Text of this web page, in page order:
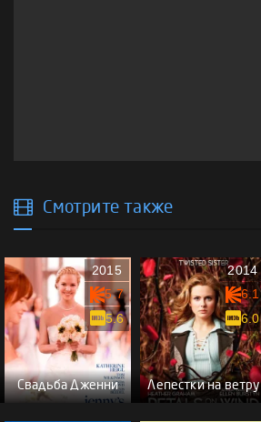
Смотрите также
Свадьба Дженни
2015
5.7
5.6
Лепестки на ветру
2014
6.1
6.0